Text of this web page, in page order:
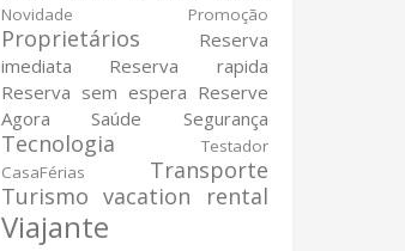
Novidade Promoção
Proprietários
Reserva
imediata
Reserva rapida
Reserva sem espera Reserve
Agora
Saúde Segurança
Tecnologia
Testador
CasaFérias
Transporte
Turismo vacation rental
Viajante